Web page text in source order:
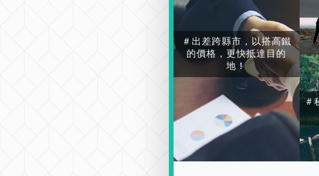
＃出差跨縣市，以搭高鐵
的價格，更快抵達目的
地！
＃